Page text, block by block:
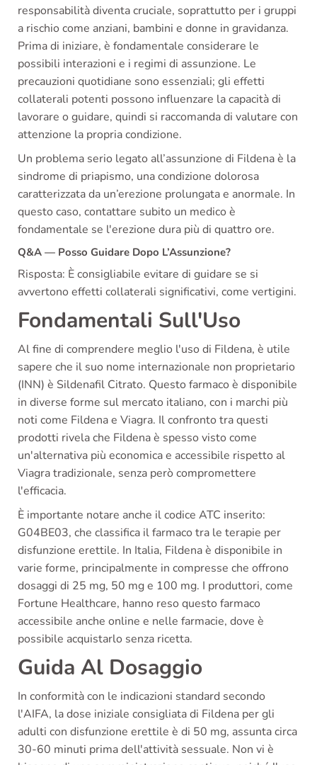
responsabilità diventa cruciale, soprattutto per i gruppi
a rischio come anziani, bambini e donne in gravidanza.
Prima di iniziare, è fondamentale considerare le
possibili interazioni e i regimi di assunzione. Le
precauzioni quotidiane sono essenziali; gli effetti
collaterali potenti possono influenzare la capacità di
lavorare o guidare, quindi si raccomanda di valutare con
attenzione la propria condizione.
Un problema serio legato all’assunzione di Fildena è la
sindrome di priapismo, una condizione dolorosa
caratterizzata da un’erezione prolungata e anormale. In
questo caso, contattare subito un medico è
fondamentale se l'erezione dura più di quattro ore.
Q&A — Posso Guidare Dopo L’Assunzione?
Risposta: È consigliabile evitare di guidare se si
avvertono effetti collaterali significativi, come vertigini.
Fondamentali Sull'Uso
Al fine di comprendere meglio l'uso di Fildena, è utile
sapere che il suo nome internazionale non proprietario
(INN) è Sildenafil Citrato. Questo farmaco è disponibile
in diverse forme sul mercato italiano, con i marchi più
noti come Fildena e Viagra. Il confronto tra questi
prodotti rivela che Fildena è spesso visto come
un'alternativa più economica e accessibile rispetto al
Viagra tradizionale, senza però compromettere
l'efficacia.
È importante notare anche il codice ATC inserito:
G04BE03, che classifica il farmaco tra le terapie per
disfunzione erettile. In Italia, Fildena è disponibile in
varie forme, principalmente in compresse che offrono
dosaggi di 25 mg, 50 mg e 100 mg. I produttori, come
Fortune Healthcare, hanno reso questo farmaco
accessibile anche online e nelle farmacie, dove è
possibile acquistarlo senza ricetta.
Guida Al Dosaggio
In conformità con le indicazioni standard secondo
l'AIFA, la dose iniziale consigliata di Fildena per gli
adulti con disfunzione erettile è di 50 mg, assunta circa
30-60 minuti prima dell'attività sessuale. Non vi è